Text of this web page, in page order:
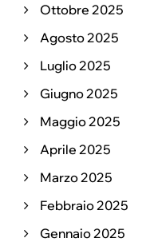
Ottobre 2025
Agosto 2025
Luglio 2025
Giugno 2025
Maggio 2025
Aprile 2025
Marzo 2025
Febbraio 2025
Gennaio 2025